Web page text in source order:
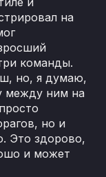
на
команды.
но, я думаю,
между ним на
но и
Это здорово,
и может